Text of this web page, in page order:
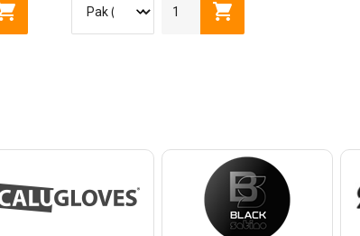
MAAT 8 (S) MAAT 9 (M) MAAT 10 (L)
Toevoegen aan winkelwagen
M L Toevoegen aan